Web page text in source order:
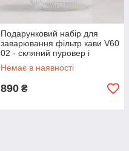
Подарунковий набір для
заварювання фільтр кави V60
02 - скляний пуровер і
заварник 600 мл, для
бариста
Немає в наявності
890 ₴